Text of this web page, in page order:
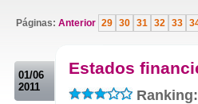
Páginas: Anterior 29 30 31 32 33
01/06
2011
Estados